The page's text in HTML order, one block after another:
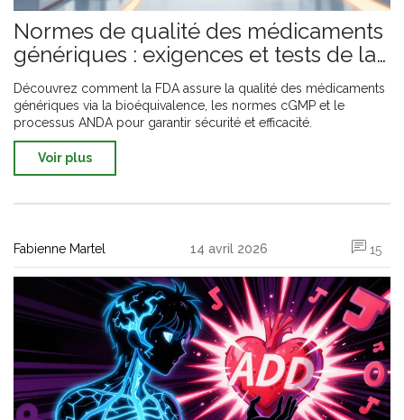
Normes de qualité des médicaments
génériques : exigences et tests de la
FDA
Découvrez comment la FDA assure la qualité des médicaments
génériques via la bioéquivalence, les normes cGMP et le
processus ANDA pour garantir sécurité et efficacité.
Voir plus
Fabienne Martel 14 avril 2026 15